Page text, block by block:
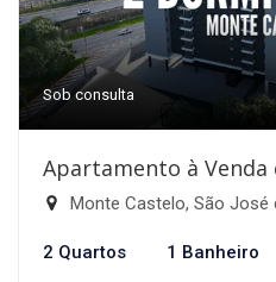
Sob consulta
Apartamento à Venda
Monte Castelo, São José
2 Quartos 1 Banheiro